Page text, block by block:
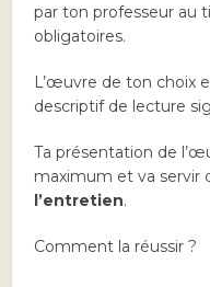
par ton professeur au
obligatoires.
L’œuvre de ton choix
descriptif de lecture
Ta présentation de
maximum et va servir
l’entretien.
Comment la réussir ?